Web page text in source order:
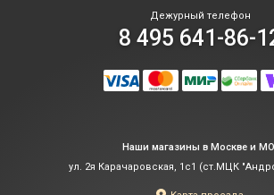
Дежурный телефон
8 495 641-86-
Наши магазины в Москве и
ул. 2я Карачаровская, 1с1 (ст.МЦК